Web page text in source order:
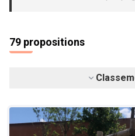
79 propositions